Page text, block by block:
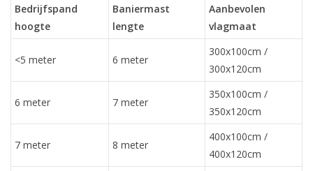
Bedrijfspand
hoogte
Baniermast
lengte
Aanbevolen
vlagmaat
<5 meter 6 meter
300x100cm /
300x120cm
6 meter 7 meter
350x100cm /
350x120cm
7 meter 8 meter
400x100cm /
400x120cm